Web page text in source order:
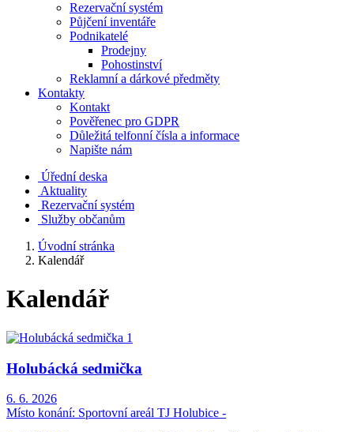
Rezervační systém
Půjčení inventáře
Podnikatelé
Prodejny
Pohostinství
Reklamní a dárkové předměty
Kontakty
Kontakt
Pověřenec pro GDPR
Důležitá telfonní čísla a informace
Napište nám
Úřední deska
Aktuality
Rezervační systém
Služby občanům
Úvodní stránka
Kalendář
Kalendář
Holubácká sedmička
6. 6. 2026
Místo konání: Sportovní areál TJ Holubice -